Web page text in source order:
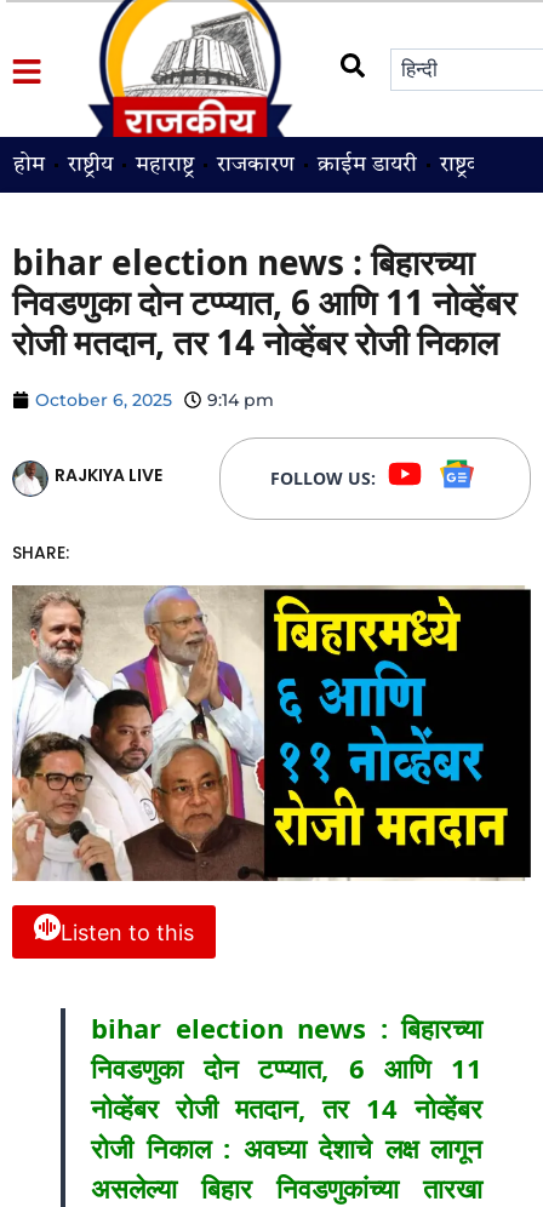
होम राष्ट्रीय महाराष्ट्र राजकारण क्राईम डायरी राष्ट्रवादी
bihar election news : बिहारच्या
निवडणुका दोन टप्प्यात, 6 आणि 11 नोव्हेंबर
रोजी मतदान, तर 14 नोव्हेंबर रोजी निकाल
October 6, 2025 9:14 pm
RAJKIYA LIVE FOLLOW US:
SHARE:
Listen to this
bihar election news : बिहारच्या
निवडणुका दोन टप्प्यात, 6 आणि 11
नोव्हेंबर रोजी मतदान, तर 14 नोव्हेंबर
रोजी निकाल : अवघ्या देशाचे लक्ष लागून
असलेल्या बिहार निवडणुकांच्या तारखा